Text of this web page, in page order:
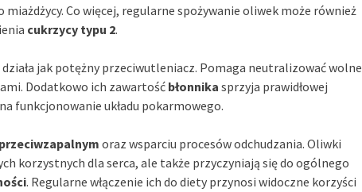
Co więcej, regularne spożywanie oliwek może również
cukrzycy typu 2.
jak potężny przeciwutleniacz. Pomaga neutralizować wolne
Dodatkowo ich zawartość błonnika sprzyja prawidłowej
funkcjonowanie układu pokarmowego.
oraz wsparciu procesów odchudzania. Oliwki
korzystnych dla serca, ale także przyczyniają się do ogólnego
. Regularne włączenie ich do diety przynosi widoczne korzyści